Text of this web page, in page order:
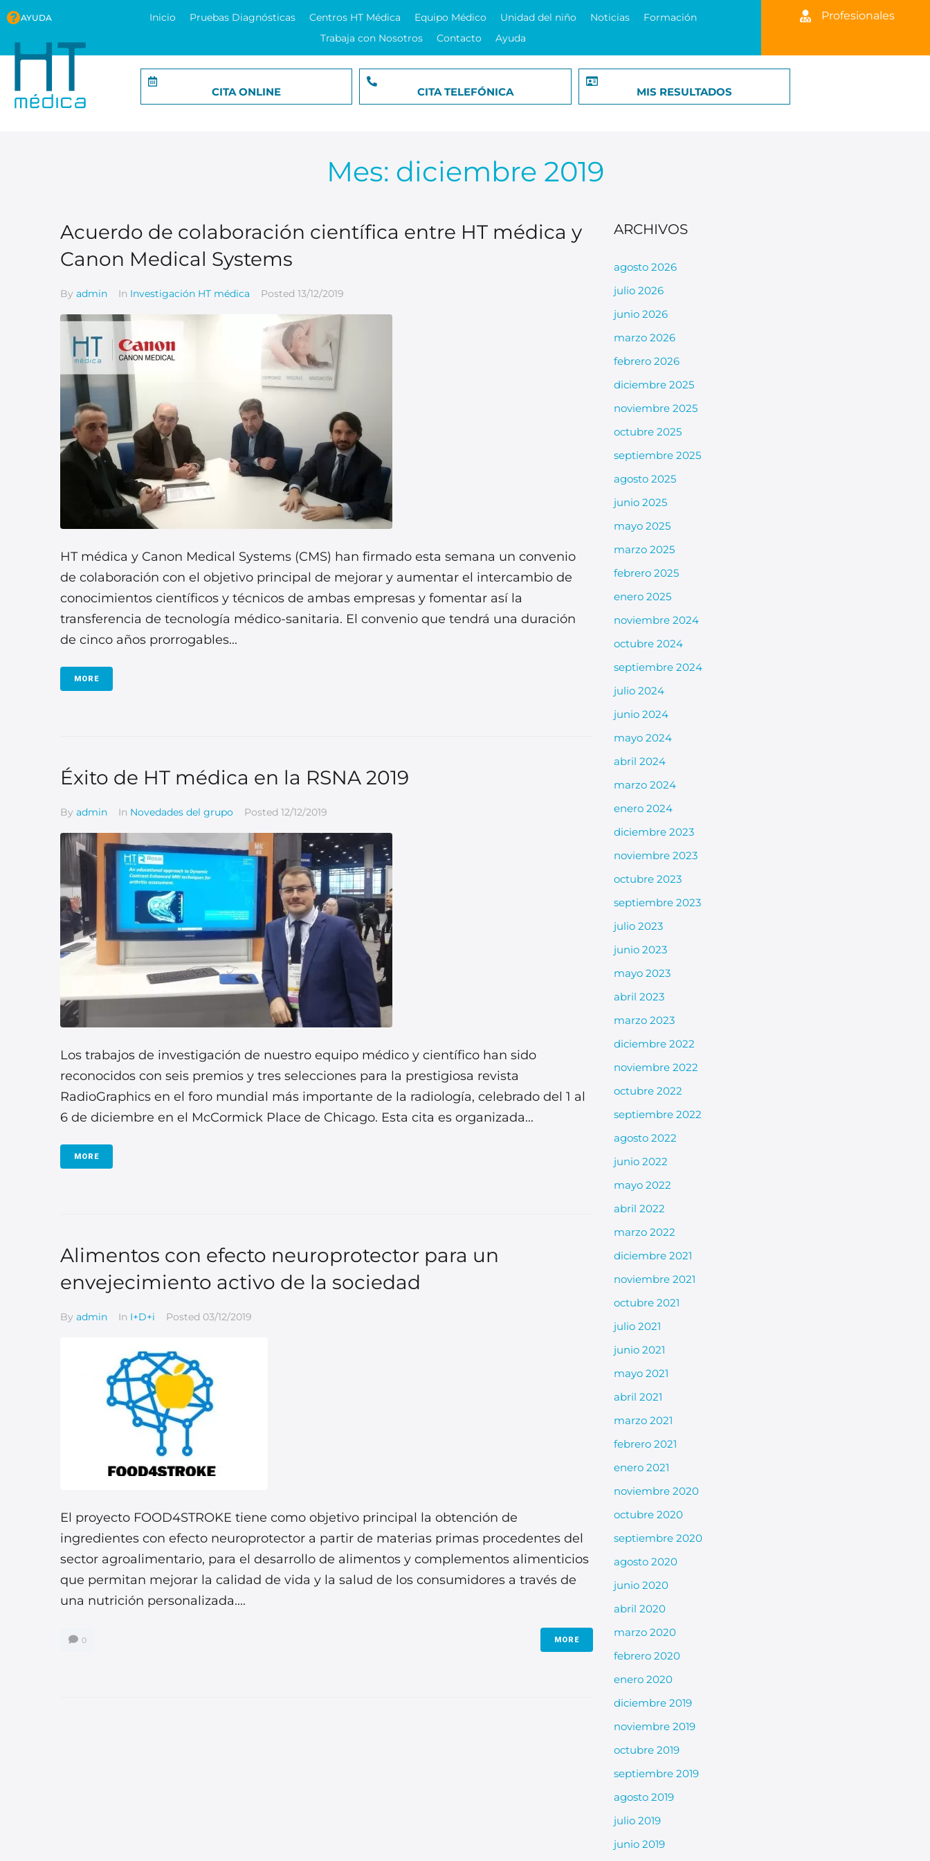
AYUDA Inicio Pruebas Diagnósticas Centros HT Médica Equipo Médico Unidad del niño Noticias
Formación
Trabaja con Nosotros
Contacto Ayuda
Profesionales
CITA ONLINE CITA TELEFÓNICA MIS RESULTADOS
Mes: diciembre 2019
Acuerdo de colaboración científica entre HT médica y
Canon Medical Systems
By admin In Investigación HT médica Posted 13/12/2019
HT médica y Canon Medical Systems (CMS) han firmado esta semana un convenio
de colaboración con el objetivo principal de mejorar y aumentar el intercambio de
conocimientos científicos y técnicos de ambas empresas y fomentar así la
transferencia de tecnología médico-sanitaria. El convenio que tendrá una duración
de cinco años prorrogables...
MORE
Éxito de HT médica en la RSNA 2019
By admin In Novedades del grupo Posted 12/12/2019
Los trabajos de investigación de nuestro equipo médico y científico han sido
reconocidos con seis premios y tres selecciones para la prestigiosa revista
RadioGraphics en el foro mundial más importante de la radiología, celebrado del 1 al
6 de diciembre en el McCormick Place de Chicago. Esta cita es organizada...
MORE
Alimentos con efecto neuroprotector para un
envejecimiento activo de la sociedad
By admin In I+D+i Posted 03/12/2019
El proyecto FOOD4STROKE tiene como objetivo principal la obtención de
ingredientes con efecto neuroprotector a partir de materias primas procedentes del
sector agroalimentario, para el desarrollo de alimentos y complementos alimenticios
que permitan mejorar la calidad de vida y la salud de los consumidores a través de
una nutrición personalizada....
0 MORE
ARCHIVOS
agosto 2026
julio 2026
junio 2026
marzo 2026
febrero 2026
diciembre 2025
noviembre 2025
octubre 2025
septiembre 2025
agosto 2025
junio 2025
mayo 2025
marzo 2025
febrero 2025
enero 2025
noviembre 2024
octubre 2024
septiembre 2024
julio 2024
junio 2024
mayo 2024
abril 2024
marzo 2024
enero 2024
diciembre 2023
noviembre 2023
octubre 2023
septiembre 2023
julio 2023
junio 2023
mayo 2023
abril 2023
marzo 2023
diciembre 2022
noviembre 2022
octubre 2022
septiembre 2022
agosto 2022
junio 2022
mayo 2022
abril 2022
marzo 2022
diciembre 2021
noviembre 2021
octubre 2021
julio 2021
junio 2021
mayo 2021
abril 2021
marzo 2021
febrero 2021
enero 2021
noviembre 2020
octubre 2020
septiembre 2020
agosto 2020
junio 2020
abril 2020
marzo 2020
febrero 2020
enero 2020
diciembre 2019
noviembre 2019
octubre 2019
septiembre 2019
agosto 2019
julio 2019
junio 2019